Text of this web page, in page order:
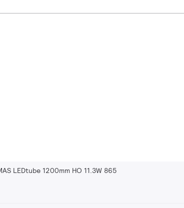
LEDtube 1200mm HO 11.3W 865